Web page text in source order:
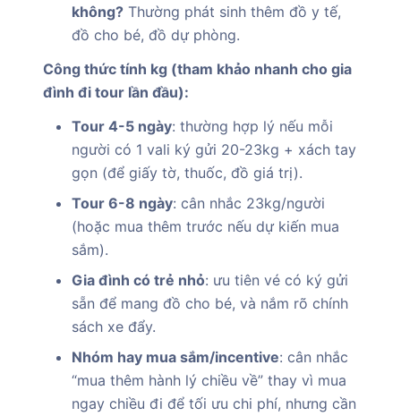
không? Thường phát sinh thêm đồ y tế,
đồ cho bé, đồ dự phòng.
Công thức tính kg (tham khảo nhanh cho gia
đình đi tour lần đầu):
Tour 4-5 ngày: thường hợp lý nếu mỗi
người có 1 vali ký gửi 20-23kg + xách tay
gọn (để giấy tờ, thuốc, đồ giá trị).
Tour 6-8 ngày: cân nhắc 23kg/người
(hoặc mua thêm trước nếu dự kiến mua
sắm).
Gia đình có trẻ nhỏ: ưu tiên vé có ký gửi
sẵn để mang đồ cho bé, và nắm rõ chính
sách xe đẩy.
Nhóm hay mua sắm/incentive: cân nhắc
“mua thêm hành lý chiều về” thay vì mua
ngay chiều đi để tối ưu chi phí, nhưng cần